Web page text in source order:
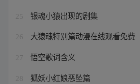
25 银魂小猿出现的剧集
26 大猿魂特别篇动漫在线观看免费
27 悟空歌词含义
28 狐妖小红娘恶坠篇